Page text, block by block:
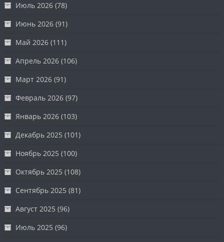
Июль 2026 (78)
Июнь 2026 (91)
Май 2026 (111)
Апрель 2026 (106)
Март 2026 (91)
Февраль 2026 (97)
Январь 2026 (103)
Декабрь 2025 (101)
Ноябрь 2025 (100)
Октябрь 2025 (108)
Сентябрь 2025 (81)
Август 2025 (96)
Июль 2025 (96)